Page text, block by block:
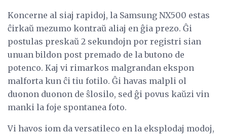
Koncerne al siaj rapidoj, la Samsung NX500 estas
ĉirkaŭ mezumo kontraŭ aliaj en ĝia prezo. Ĝi
postulas preskaŭ 2 sekundojn por registri sian
unuan bildon post premado de la butono de
potenco. Kaj vi rimarkos malgrandan ekspon
malforta kun ĉi tiu fotilo. Ĝi havas malpli ol
duonon duonon de ŝlosilo, sed ĝi povus kaŭzi vin
manki la foje spontanea foto.
Vi havos iom da versatileco en la eksplodaj modoj,